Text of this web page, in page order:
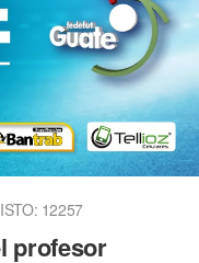
12257
profesor